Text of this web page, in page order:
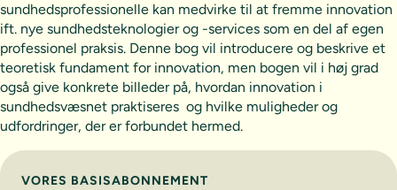
sundhedsprofessionelle kan medvirke til at fremme innovation
ift. nye sundhedsteknologier og -services som en del af egen
professionel praksis. Denne bog vil introducere og beskrive et
teoretisk fundament for innovation, men bogen vil i høj grad
også give konkrete billeder på, hvordan innovation i
sundhedsvæsnet praktiseres  og hvilke muligheder og
udfordringer, der er forbundet hermed.
Vælg abonnement
VORES BASISABONNEMENT